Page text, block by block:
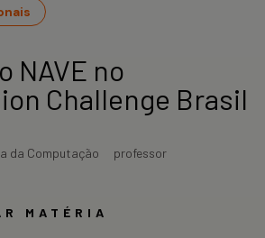
NAVE no
Challenge Brasil
da Computação
professor
MATÉRIA